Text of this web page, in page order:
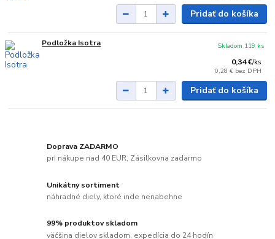
Pridať do košíka
Podložka Isotra
0,34 €/ks
0,28 € bez DPH
Skladom 119 ks
Pridať do košíka
Doprava ZADARMO
pri nákupe nad 40 EUR, Zásilkovna zadarmo
Unikátny sortiment
náhradné diely, ktoré inde nenabehne
99% produktov skladom
väčšina dielov skladom, expedícia do 24 hodín